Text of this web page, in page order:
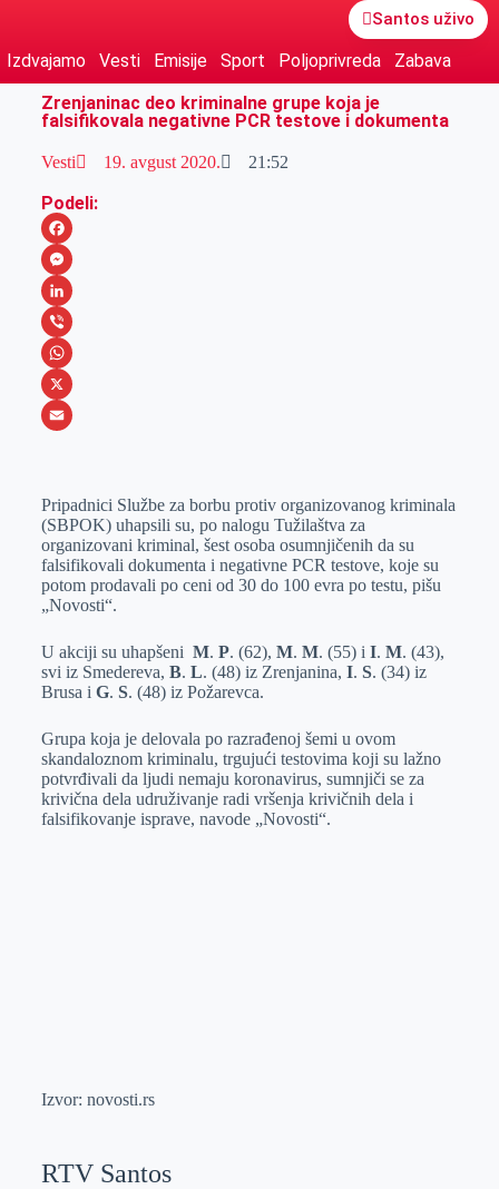
Santos uživo
Izdvajamo Vesti Emisije Sport Poljoprivreda
Zabava
Zrenjaninac deo kriminalne grupe koja je
falsifikovala negativne PCR testove i dokumenta
Vesti 19. avgust 2020. 21:52
Podeli:
F
a
c
e
b
o
M
e
s
s
e
e
r
L
i
n
k
I
n
V
i
b
W
h
s
A
p
p
X
a
i
l
Pripadnici Službe za borbu protiv organizovanog kriminala
(SBPOK) uhapsili su, po nalogu Tužilaštva za
organizovani kriminal, šest osoba osumnjičenih da su
falsifikovali dokumenta i negativne PCR testove, koje su
potom prodavali po ceni od 30 do 100 evra po testu, pišu
„Novosti“.
U akciji su uhapšeni M. P. (62), M. M. (55) i I. M. (43),
svi iz Smedereva, B. L. (48) iz Zrenjanina, I. S. (34) iz
Brusa i G. S. (48) iz Požarevca.
Grupa koja je delovala po razrađenoj šemi u ovom
skandaloznom kriminalu, trgujući testovima koji su lažno
potvrđivali da ljudi nemaju koronavirus, sumnjiči se za
krivična dela udruživanje radi vršenja krivičnih dela i
falsifikovanje isprave, navode „Novosti“.
Izvor: novosti.rs
RTV Santos